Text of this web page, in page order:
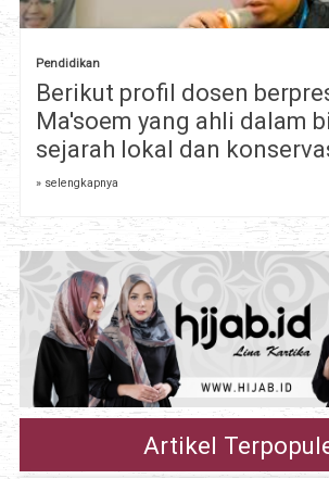
Pendidikan
Berikut profil dosen
Ma'soem yang ahli dalam
sejarah lokal dan
» selengkapnya
Artikel